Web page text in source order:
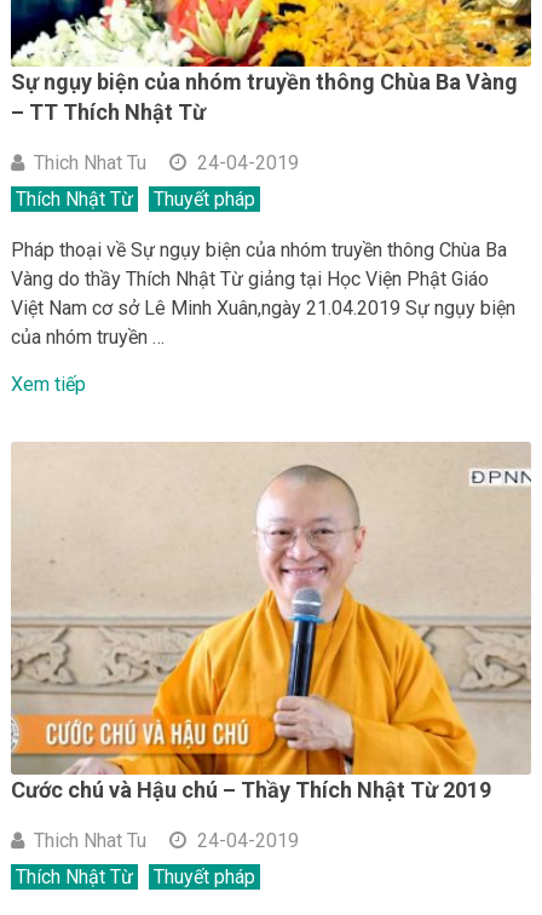
Sự ngụy biện của nhóm truyền thông Chùa Ba Vàng
– TT Thích Nhật Từ
Thich Nhat Tu
24-04-2019
Thích Nhật Từ
Thuyết pháp
Pháp thoại về Sự ngụy biện của nhóm truyền thông Chùa Ba
Vàng do thầy Thích Nhật Từ giảng tại Học Viện Phật Giáo
Việt Nam cơ sở Lê Minh Xuân,ngày 21.04.2019 Sự ngụy biện
của nhóm truyền …
Xem tiếp
Cước chú và Hậu chú – Thầy Thích Nhật Từ 2019
Thich Nhat Tu
24-04-2019
Thích Nhật Từ
Thuyết pháp